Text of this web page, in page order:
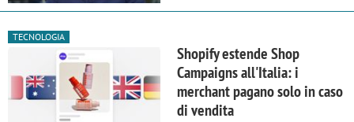
TECNOLOGIA
Shopify estende Shop
Campaigns all'Italia: i
merchant pagano solo in caso
di vendita